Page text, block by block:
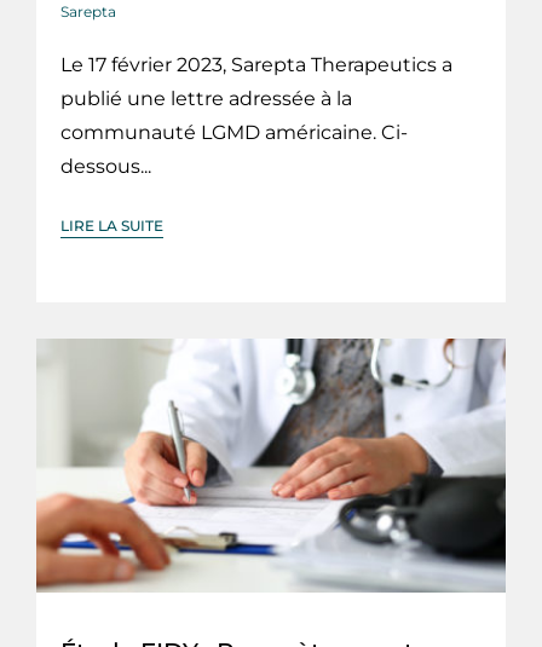
Sarepta
Le 17 février 2023, Sarepta Therapeutics a
publié une lettre adressée à la
communauté LGMD américaine. Ci-
dessous...
LIRE LA SUITE